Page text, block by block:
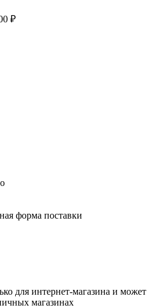
₽
форма поставки
для интернет-магазина и может
магазинах